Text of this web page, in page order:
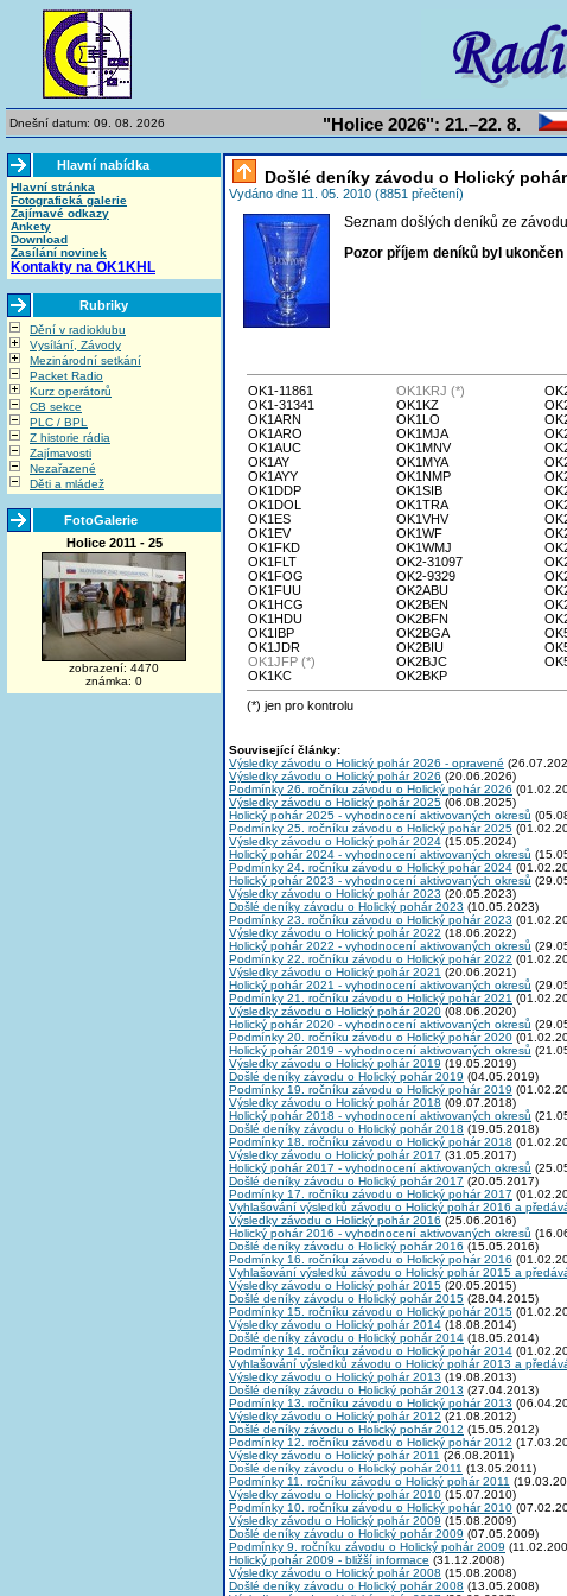
Dnešní datum: 09. 08. 2026 "Holice 2026": 21.–22. 8.
Hlavní nabídka
Hlavní stránka
Fotografická galerie
Zajímavé odkazy
Ankety
Download
Zasílání novinek
Kontakty na OK1KHL
Rubriky
Dění v radioklubu
Vysílání, Závody
Mezinárodní setkání
Packet Radio
Kurz operátorů
CB sekce
PLC / BPL
Z historie rádia
Zajímavosti
Nezařazené
Děti a mládež
FotoGalerie
Holice 2011 - 25
zobrazení: 4470
známka: 0
Došlé deníky závodu o Holický
Vydáno dne 11. 05. 2010 (8851 přečtení)
Seznam došlých deníků ze
Pozor příjem deníků byl ukončen
OK1-11861
OK1-31341
OK1ARN
OK1ARO
OK1AUC
OK1AY
OK1AYY
OK1DDP
OK1DOL
OK1ES
OK1EV
OK1FKD
OK1FLT
OK1FOG
OK1FUU
OK1HCG
OK1HDU
OK1IBP
OK1JDR
OK1JFP (*)
OK1KC
OK1KRJ (*)
OK1KZ
OK1LO
OK1MJA
OK1MNV
OK1MYA
OK1NMP
OK1SIB
OK1TRA
OK1VHV
OK1WF
OK1WMJ
OK2-31097
OK2-9329
OK2ABU
OK2BEN
OK2BFN
OK2BGA
OK2BIU
OK2BJC
OK2BKP
(*) jen pro kontrolu
Související články:
Výsledky závodu o Holický pohár 2026 - opravené
Výsledky závodu o Holický pohár 2026 (20.06.2026)
Podmínky 26. ročníku závodu o Holický pohár 2026
Výsledky závodu o Holický pohár 2025 (06.08.2025)
Holický pohár 2025 - vyhodnocení aktivovaných okresů
Podmínky 25. ročníku závodu o Holický pohár 2025
Výsledky závodu o Holický pohár 2024 (15.05.2024)
Holický pohár 2024 - vyhodnocení aktivovaných okresů
Podmínky 24. ročníku závodu o Holický pohár 2024
Holický pohár 2023 - vyhodnocení aktivovaných okresů
Výsledky závodu o Holický pohár 2023 (20.05.2023)
Došlé deníky závodu o Holický pohár 2023 (10.05.2023)
Podmínky 23. ročníku závodu o Holický pohár 2023
Výsledky závodu o Holický pohár 2022 (18.06.2022)
Holický pohár 2022 - vyhodnocení aktivovaných okresů
Podmínky 22. ročníku závodu o Holický pohár 2022
Výsledky závodu o Holický pohár 2021 (20.06.2021)
Holický pohár 2021 - vyhodnocení aktivovaných okresů
Podmínky 21. ročníku závodu o Holický pohár 2021
Výsledky závodu o Holický pohár 2020 (08.06.2020)
Holický pohár 2020 - vyhodnocení aktivovaných okresů
Podmínky 20. ročníku závodu o Holický pohár 2020
Holický pohár 2019 - vyhodnocení aktivovaných okresů
Výsledky závodu o Holický pohár 2019 (19.05.2019)
Došlé deníky závodu o Holický pohár 2019 (04.05.2019)
Podmínky 19. ročníku závodu o Holický pohár 2019
Výsledky závodu o Holický pohár 2018 (09.07.2018)
Holický pohár 2018 - vyhodnocení aktivovaných okresů
Došlé deníky závodu o Holický pohár 2018 (19.05.2018)
Podmínky 18. ročníku závodu o Holický pohár 2018
Výsledky závodu o Holický pohár 2017 (31.05.2017)
Holický pohár 2017 - vyhodnocení aktivovaných okresů
Došlé deníky závodu o Holický pohár 2017 (20.05.2017)
Podmínky 17. ročníku závodu o Holický pohár 2017
Vyhlašování výsledků závodu o Holický pohár 2016 a
Výsledky závodu o Holický pohár 2016 (25.06.2016)
Holický pohár 2016 - vyhodnocení aktivovaných okresů
Došlé deníky závodu o Holický pohár 2016 (15.05.2016)
Podmínky 16. ročníku závodu o Holický pohár 2016
Vyhlašování výsledků závodu o Holický pohár 2015 a
Výsledky závodu o Holický pohár 2015 (20.05.2015)
Došlé deníky závodu o Holický pohár 2015 (28.04.2015)
Podmínky 15. ročníku závodu o Holický pohár 2015
Výsledky závodu o Holický pohár 2014 (18.08.2014)
Došlé deníky závodu o Holický pohár 2014 (18.05.2014)
Podmínky 14. ročníku závodu o Holický pohár 2014
Vyhlašování výsledků závodu o Holický pohár 2013 a
Výsledky závodu o Holický pohár 2013 (19.08.2013)
Došlé deníky závodu o Holický pohár 2013 (27.04.2013)
Podmínky 13. ročníku závodu o Holický pohár 2013
Výsledky závodu o Holický pohár 2012 (21.08.2012)
Došlé deníky závodu o Holický pohár 2012 (15.05.2012)
Podmínky 12. ročníku závodu o Holický pohár 2012
Výsledky závodu o Holický pohár 2011 (26.08.2011)
Došlé deníky závodu o Holický pohár 2011 (13.05.2011)
Podmínky 11. ročníku závodu o Holický pohár 2011
Výsledky závodu o Holický pohár 2010 (15.07.2010)
Podmínky 10. ročníku závodu o Holický pohár 2010
Výsledky závodu o Holický pohár 2009 (15.08.2009)
Došlé deníky závodu o Holický pohár 2009 (07.05.2009)
Podmínky 9. ročníku závodu o Holický pohár 2009
Holický pohár 2009 - bližší informace (31.12.2008)
Výsledky závodu o Holický pohár 2008 (15.08.2008)
Došlé deníky závodu o Holický pohár 2008 (13.05.2008)